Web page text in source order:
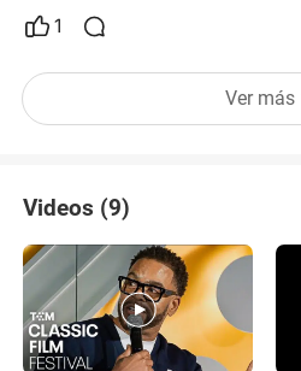
trabajo con una joven
está en cómo se hizo. Mira:
piscina: ¿Recuerdas esa
con humo de cigarrillo y un
ondas inquietantes. Holden
mojado en los planos
cineastas ingeniosos. 2.
Norma Desmond: Esto da
una superestrella del mudo
con el sonido, igual que su
1
Ver más
Videos (9)